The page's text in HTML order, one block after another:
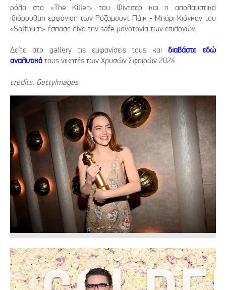
ρόλο στο «The Killer» του Φίντσερ και η απολαυστικά
ιδιόρρυθμη εμφάνιση των Ρόζαμουντ Πάικ - Μπάρι Κιόγκαν του
«Saltburn» έσπασε λίγο την safe μονοτονία των επιλογών.
Δείτε στο gallery τις εμφανίσεις τους καιδιαβάστε εδώ
αναλυτικά τους νικητές των Χρυσών Σφαιρών 2024.
credits: GettyImages